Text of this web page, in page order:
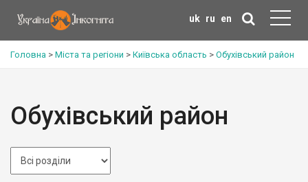
uk ru en
Головна > Міста та регіони > Київська область > Обухівський район
Обухівський район